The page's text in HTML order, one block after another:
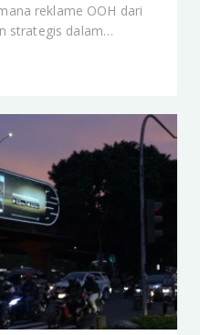
reklame OOH dari
strategis dalam